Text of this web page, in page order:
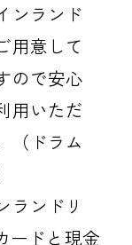
ンランド
用意して
ので安心
用いただ
（ドラム
ランドリ
ードと現金